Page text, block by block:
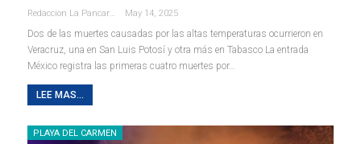
May 14, 2025
Dos de las muertes causadas por las altas temperaturas ocurrieron en
Veracruz, una en San Luis Potosí y otra más en Tabasco La entrada
México registra las primeras cuatro muertes por…
LEE MAS...
PLAYA DEL CARMEN